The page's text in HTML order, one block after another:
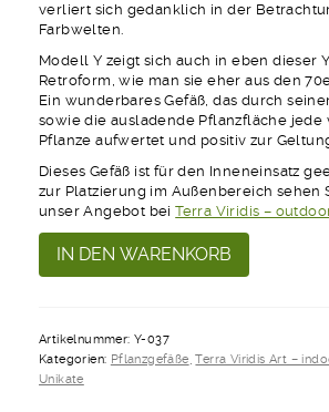
verliert sich gedanklich in der
Farbwelten.
Modell Y zeigt sich auch in eben dieser
Retroform, wie man sie eher aus den
Ein wunderbares Gefäß, das durch
sowie die ausladende Pflanzfläche jede
Pflanze aufwertet und positiv zur
Dieses Gefäß ist für den Inneneinsatz
zur Platzierung im Außenbereich sehen
unser Angebot beiTerra Viridis –
Oh
Happy
Day
037
Menge
IN DEN WARENKORB
Artikelnummer: Y-037
Kategorien: Pflanzgefäße ,Terra Viridis Art –
Unikate